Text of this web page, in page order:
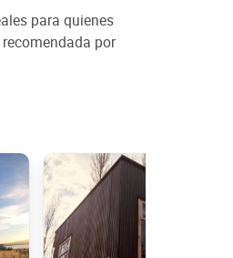
para quienes
por